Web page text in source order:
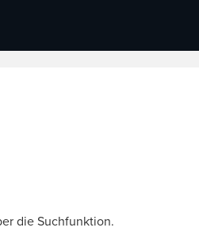
Content
die Suchfunktion.